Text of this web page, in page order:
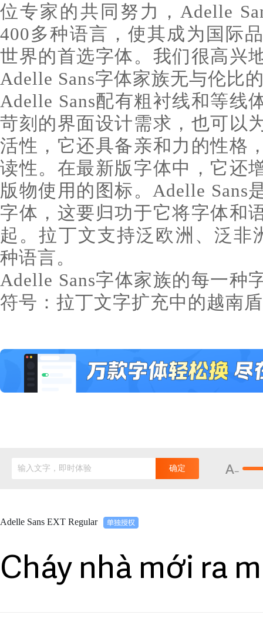
位专家的共同努力，Adelle
400多种语言，使其成为国际
世界的首选字体。我们很高兴
Adelle Sans字体家族无与伦比
Adelle Sans配有粗衬线和等线
苛刻的界面设计需求，也可以
活性，它还具备亲和力的性格
读性。在最新版字体中，它还
版物使用的图标。Adelle Sans
字体，这要归功于它将字体和
起。拉丁文支持泛欧洲、泛非
种语言。
Adelle Sans字体家族的每一种
符号：拉丁文字扩充中的越南
输入文字，即时体验 确定
Adelle Sans EXT Regular
Cháy nhà mới ra